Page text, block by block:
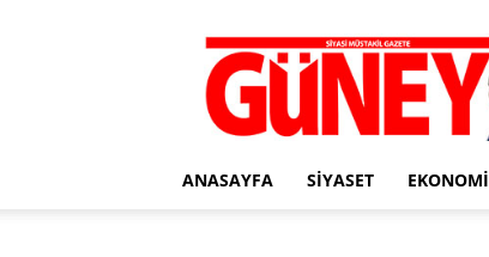
Gazete
Güney
ANASAYFA SIYASET EKONOMI